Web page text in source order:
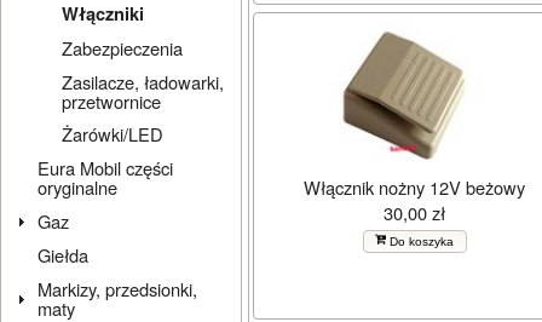
Włączniki
Zabezpieczenia
Zasilacze, ładowarki,
przetwornice
Żarówki/LED
Eura Mobil części
oryginalne
Gaz
Giełda
Markizy, przedsionki,
maty
Włącznik nożny 12V beżowy
30,00 zł
Do koszyka